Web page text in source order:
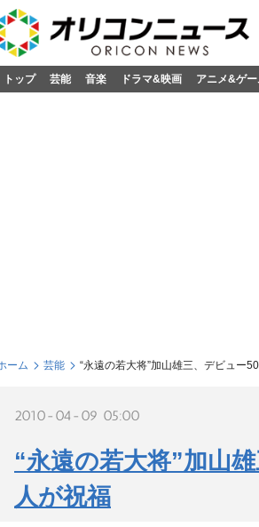
トップ 芸能 音楽 ドラマ&映画 アニメ&ゲ
ーム 芸能 “永遠の若大将”加山雄三、デビュー
2010-04-09 05:00
“永遠の若大将”加山
人が祝福